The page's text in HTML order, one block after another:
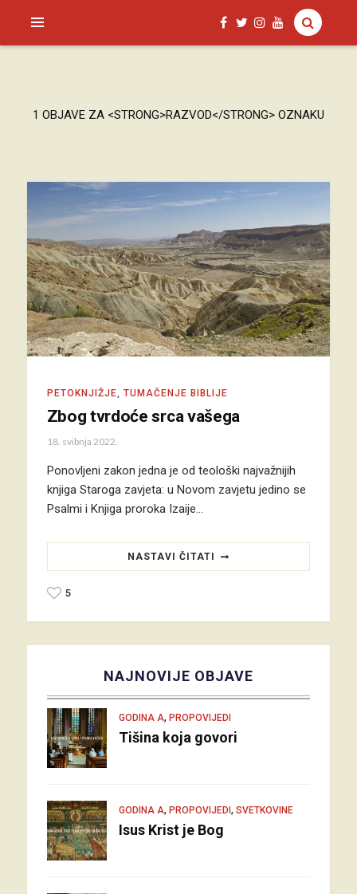
SAGUD.XYZ
1 OBJAVE ZA <STRONG>RAZVOD</STRONG> OZNAKU
PETOKNJIŽJE TUMAČENJE BIBLIJE
Zbog tvrdoće srca vašega
18. svibnja 2022.
Ponovljeni zakon jedna je od teološki najvažnijih
knjiga Staroga zavjeta: u Novom zavjetu jedino se
Psalmi i Knjiga proroka Izaije…
NASTAVI ČITATI
5
NAJNOVIJE OBJAVE
GODINA A, PROPOVIJEDI
Tišina koja govori
GODINA A, PROPOVIJEDI, SVETKOVINE
Isus Krist je Bog